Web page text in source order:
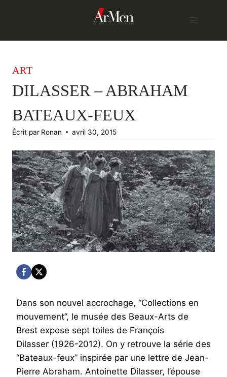
ART
DILASSER – ABRAHAM
BATEAUX-FEUX
Écrit par Ronan avril 30, 2015
Dans son nouvel accrochage, “Collections en
mouvement”, le musée des Beaux-Arts de
Brest expose sept toiles de François
Dilasser (1926-2012). On y retrouve la série des
“Bateaux-feux” inspirée par une lettre de Jean-
Pierre Abraham. Antoinette Dilasser, l’épouse